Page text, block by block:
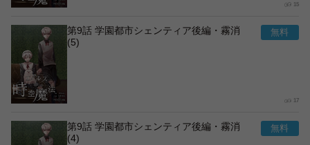
15
第9話 学園都市シェンティア後編・霧消
(5)
17
第9話 学園都市シェンティア後編・霧消
(4)